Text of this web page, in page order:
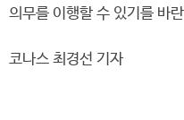
의무를 이행할 수 있기를 바
코나스 최경선 기자